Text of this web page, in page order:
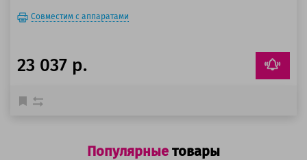
Совместим с аппаратами
23 037 р.
Популярные товары